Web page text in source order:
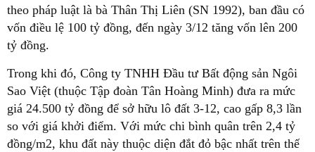
theo pháp luật là bà Thân Thị Liên (SN 1992), ban đầu có
vốn điều lệ 100 tỷ đồng, đến ngày 3/12 tăng vốn lên 200
tỷ đồng.
Trong khi đó, Công ty TNHH Đầu tư Bất động sản Ngôi
Sao Việt (thuộc Tập đoàn Tân Hoàng Minh) đưa ra mức
giá 24.500 tỷ đồng để sở hữu lô đất 3-12, cao gấp 8,3 lần
so với giá khởi điểm. Với mức chi bình quân trên 2,4 tỷ
đồng/m2, khu đất này thuộc diện đắt đỏ bậc nhất trên thế